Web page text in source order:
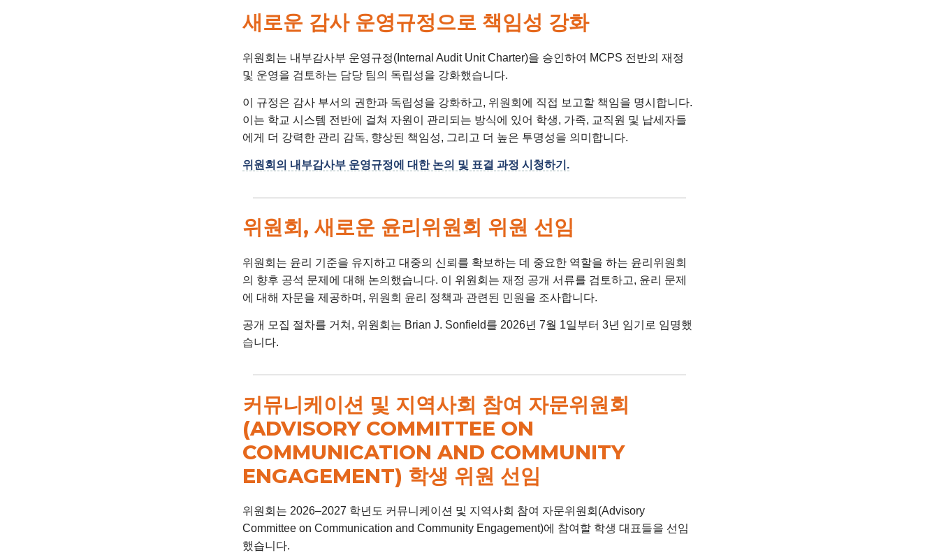
새로운 감사 운영규정으로 책임성 강화
위원회는 내부감사부 운영규정(Internal Audit Unit Charter)을 승인하여 MCPS 전반의 재정
및 운영을 검토하는 담당 팀의 독립성을 강화했습니다.
이 규정은 감사 부서의 권한과 독립성을 강화하고, 위원회에 직접 보고할 책임을 명시합니다.
이는 학교 시스템 전반에 걸쳐 자원이 관리되는 방식에 있어 학생, 가족, 교직원 및 납세자들
에게 더 강력한 관리 감독, 향상된 책임성, 그리고 더 높은 투명성을 의미합니다.
위원회의 내부감사부 운영규정에 대한 논의 및 표결 과정 시청하기.
위원회, 새로운 윤리위원회 위원 선임
위원회는 윤리 기준을 유지하고 대중의 신뢰를 확보하는 데 중요한 역할을 하는 윤리위원회
의 향후 공석 문제에 대해 논의했습니다. 이 위원회는 재정 공개 서류를 검토하고, 윤리 문제
에 대해 자문을 제공하며, 위원회 윤리 정책과 관련된 민원을 조사합니다.
공개 모집 절차를 거쳐, 위원회는 Brian J. Sonfield를 2026년 7월 1일부터 3년 임기로 임명했
습니다.
커뮤니케이션 및 지역사회 참여 자문위원회
(ADVISORY COMMITTEE ON
COMMUNICATION AND COMMUNITY
ENGAGEMENT) 학생 위원 선임
위원회는 2026–2027 학년도 커뮤니케이션 및 지역사회 참여 자문위원회(Advisory
Committee on Communication and Community Engagement)에 참여할 학생 대표들을 선임
했습니다.